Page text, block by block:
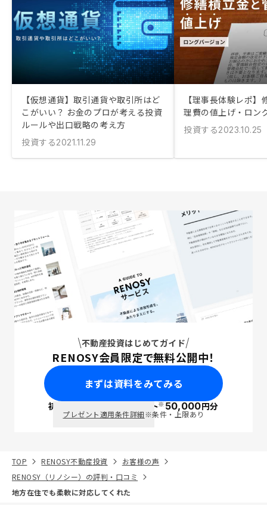
【仮想通貨】取引通貨や取引所はど
こがいい？ お金のプロが考える投資
ルールや出口戦略の考え方
投資する2021.11.29
【理事長体験レポ
理費の値上げ・ロン
投資する2023.10.25
不動産投資はじめてガイド
RENOSY会員限定で無料公開中！
まずは資料をみてみる
初回面談で ポイント※50,000円分
プレゼント適用条件詳細※条件・上限あり
TOP RENOSY不動産投資
お客様の声
RENOSY（リノシー）の評判・口コミ
地方在住でも柔軟に対応してくれた